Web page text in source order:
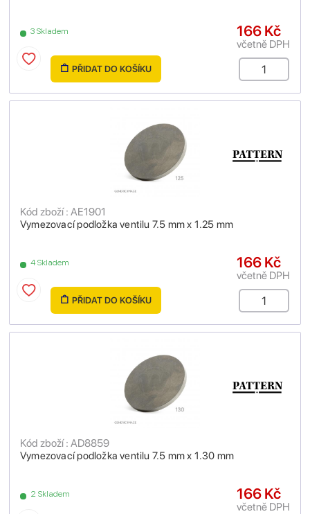
3 Skladem 166 Kč
včetně DPH
PŘIDAT DO KOŠÍKU
Vymezovací podložka ventilu 7.5 mm x 1.25 mm
Kód zboží : AE1901
4 Skladem 166 Kč
včetně DPH
PŘIDAT DO KOŠÍKU
Vymezovací podložka ventilu 7.5 mm x 1.30 mm
Kód zboží : AD8859
2 Skladem 166 Kč
včetně DPH